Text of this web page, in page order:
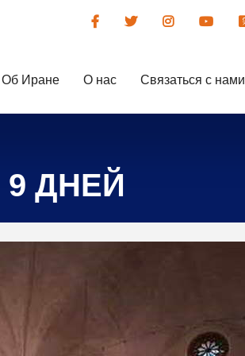
Об Иране О нас Связаться с нами
9 ДНЕЙ